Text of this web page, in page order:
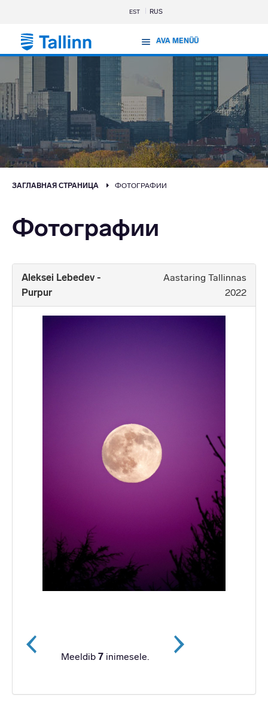
EST RUS
AVA MENÜÜ
ЗАГЛАВНАЯ СТРАНИЦА ФОТОГРАФИИ
Фотографии
Aleksei Lebedev -
Purpur
Aastaring Tallinnas
2022
Meeldib 7 inimesele.